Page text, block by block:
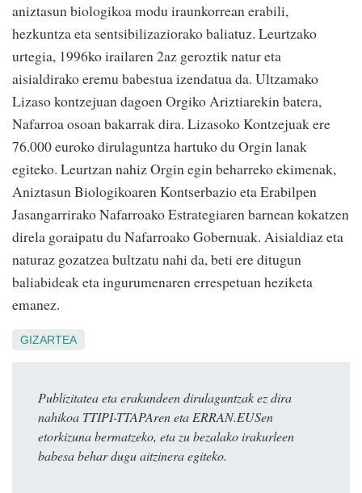
aniztasun biologikoa modu iraunkorrean erabili,
hezkuntza eta sentsibilizaziorako baliatuz. Leurtzako
urtegia, 1996ko irailaren 2az geroztik natur eta
aisialdirako eremu babestua izendatua da. Ultzamako
Lizaso kontzejuan dagoen Orgiko Ariztiarekin batera,
Nafarroa osoan bakarrak dira. Lizasoko Kontzejuak ere
76.000 euroko dirulaguntza hartuko du Orgin lanak
egiteko. Leurtzan nahiz Orgin egin beharreko ekimenak,
Aniztasun Biologikoaren Kontserbazio eta Erabilpen
Jasangarrirako Nafarroako Estrategiaren barnean kokatzen
direla goraipatu du Nafarroako Gobernuak. Aisialdiaz eta
naturaz gozatzea bultzatu nahi da, beti ere ditugun
baliabideak eta ingurumenaren errespetuan heziketa
emanez.
GIZARTEA
Publizitatea eta erakundeen dirulaguntzak ez dira
nahikoa TTIPI-TTAPAren eta ERRAN.EUSen
etorkizuna bermatzeko, eta zu bezalako irakurleen
babesa behar dugu aitzinera egiteko.